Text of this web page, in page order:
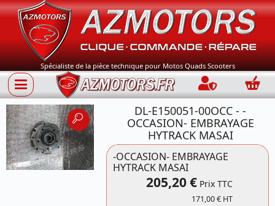
Spécialiste de la pièce technique pour Motos Quads Scooters
Connection
DL-E150051-00OCC - -
OCCASION- EMBRAYAGE
HYTRACK MASAI
-OCCASION- EMBRAYAGE
HYTRACK MASAI
205,20 € Prix TTC
171,00 € HT